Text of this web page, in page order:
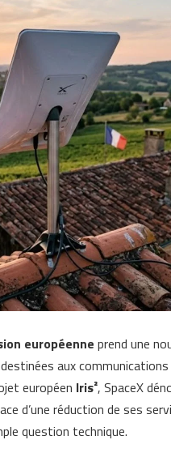
européenne prend une
aux
européen Iris², SpaceX
d’une réduction de ses
question technique.